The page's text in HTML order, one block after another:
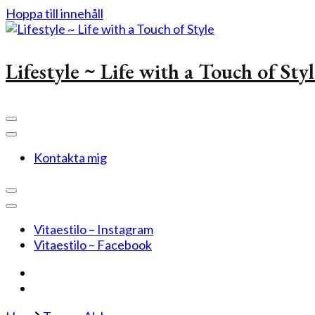
Hoppa till innehåll
Lifestyle ~ Life with a Touch of
Kontakta mig
Vitaestilo – Instagram
Vitaestilo – Facebook